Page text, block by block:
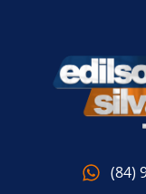
(84)